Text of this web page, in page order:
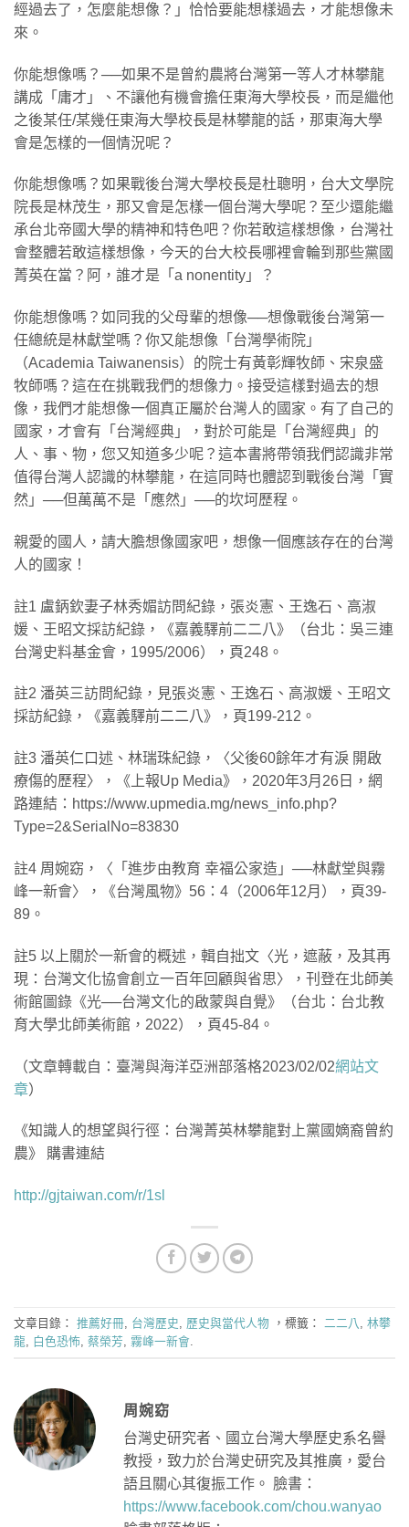
經過去了，怎麼能想像？」恰恰要能想樣過去，才能想像未
來。
你能想像嗎？──如果不是曾約農將台灣第一等人才林攀龍
講成「庸才」、不讓他有機會擔任東海大學校長，而是繼他
之後某任/某幾任東海大學校長是林攀龍的話，那東海大學
會是怎樣的一個情況呢？
你能想像嗎？如果戰後台灣大學校長是杜聰明，台大文學院
院長是林茂生，那又會是怎樣一個台灣大學呢？至少還能繼
承台北帝國大學的精神和特色吧？你若敢這樣想像，台灣社
會整體若敢這樣想像，今天的台大校長哪裡會輪到那些黨國
菁英在當？阿，誰才是「a nonentity」？
你能想像嗎？如同我的父母輩的想像──想像戰後台灣第一
任總統是林獻堂嗎？你又能想像「台灣學術院」
（Academia Taiwanensis）的院士有黃彰輝牧師、宋泉盛
牧師嗎？這在在挑戰我們的想像力。接受這樣對過去的想
像，我們才能想像一個真正屬於台灣人的國家。有了自己的
國家，才會有「台灣經典」，對於可能是「台灣經典」的
人、事、物，您又知道多少呢？這本書將帶領我們認識非常
值得台灣人認識的林攀龍，在這同時也體認到戰後台灣「實
然」──但萬萬不是「應然」──的坎坷歷程。
親愛的國人，請大膽想像國家吧，想像一個應該存在的台灣
人的國家！
註1 盧鈵欽妻子林秀媚訪問紀錄，張炎憲、王逸石、高淑
媛、王昭文採訪紀錄，《嘉義驛前二二八》（台北：吳三連
台灣史料基金會，1995/2006），頁248。
註2 潘英三訪問紀錄，見張炎憲、王逸石、高淑媛、王昭文
採訪紀錄，《嘉義驛前二二八》，頁199-212。
註3 潘英仁口述、林瑞珠紀錄，〈父後60餘年才有淚 開啟
療傷的歷程〉，《上報Up Media》，2020年3月26日，網
路連結：https://www.upmedia.mg/news_info.php?
Type=2&SerialNo=83830
註4 周婉窈，〈「進步由教育 幸福公家造」──林獻堂與霧
峰一新會〉，《台灣風物》56：4（2006年12月），頁39-
89。
註5 以上關於一新會的概述，輯自拙文〈光，遮蔽，及其再
現：台灣文化協會創立一百年回顧與省思〉，刊登在北師美
術館圖錄《光──台灣文化的啟蒙與自覺》（台北：台北教
育大學北師美術館，2022），頁45-84。
（文章轉載自：臺灣與海洋亞洲部落格2023/02/02網站文
章）
《知識人的想望與行徑：台灣菁英林攀龍對上黨國嫡裔曾約
農》 購書連結
http://gjtaiwan.com/r/1sl
文章目錄： 推薦好冊 台灣歷史 歷史與當代人物 ，標籤： 二二八
林攀
龍
白色恐怖 蔡榮芳 霧峰一新會
周婉窈
台灣史研究者、國立台灣大學歷史系名譽
教授，致力於台灣史研究及其推廣，愛台
語且關心其復振工作。 臉書：
https://www.facebook.com/chou.wanyao